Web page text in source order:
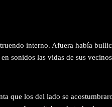
interno. Afuera había
sonidos las vidas de sus
que los del lado se